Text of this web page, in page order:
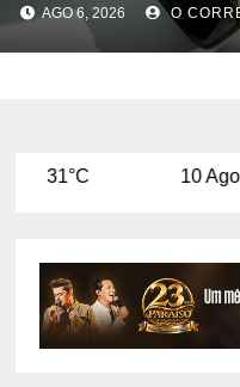
AGO 6, 2026 O
10 Ago 32°C